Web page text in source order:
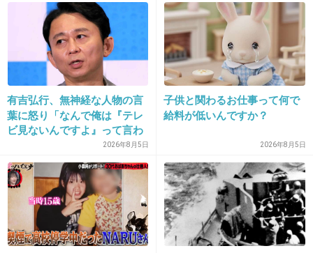
べらべら喋るようなら
絶対いい女な訳がない。
+70 -4
36. 匿名2013/12/03(火) 19:39:59
この人昔はグラビアやってたよ
+19 -7
37. 匿名2013/12/03(火) 19:40:01
有吉弘行、無神経な人物の言
葉に怒り「なんで俺は『テレ
ビ見ないんですよ』って言わ
れなきゃいけないの？ふざけ
やがって」
2026年8月5日
子供と関わるお仕事って何で
給料が低いんですか？
2026年8月5日